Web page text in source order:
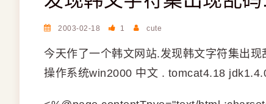
2003-02-18 1 cute
今天作了一个韩文网站.发现韩文字符集出
操作系统win2000 中文 . tomcat4.18